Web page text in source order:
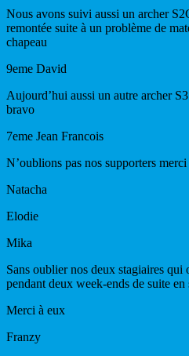
Nous avons suivi aussi un archer
remontée suite à un problème de
chapeau
9eme David
Aujourd’hui aussi un autre archer
bravo
7eme Jean Francois
N’oublions pas nos supporters
Natacha
Elodie
Mika
Sans oublier nos deux stagiaires qui
pendant deux week-ends de suite
Merci à eux
Franzy